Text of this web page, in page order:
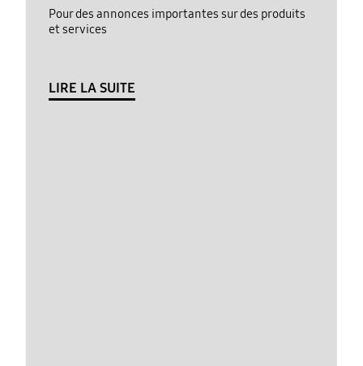
Pour des annonces importantes sur des produits
et services
LIRE LA SUITE